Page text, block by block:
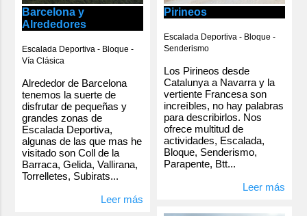
Barcelona y
Alrededores
Escalada Deportiva - Bloque -
Vía Clásica
Alrededor de Barcelona
tenemos la suerte de
disfrutar de pequeñas y
grandes zonas de
Escalada Deportiva,
algunas de las que mas he
visitado son Coll de la
Barraca, Gelida, Vallirana,
Torrelletes, Subirats...
Leer más
Pirineos
Escalada Deportiva - Bloque -
Senderismo
Los Pirineos desde
Catalunya a Navarra y la
vertiente Francesa son
increíbles, no hay palabras
para describirlos. Nos
ofrece multitud de
actividades, Escalada,
Bloque, Senderismo,
Parapente, Btt...
Leer más